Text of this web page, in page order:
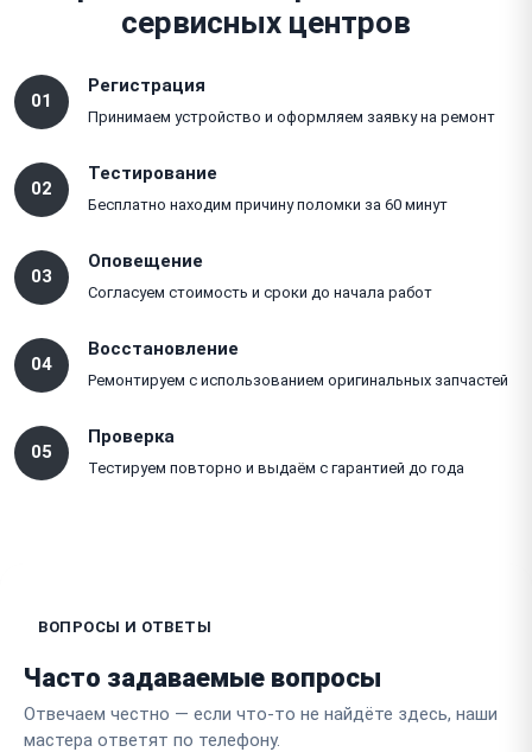
сервисных центров
01
Регистрация
Принимаем устройство и оформляем заявку на ремонт
02
Тестирование
Бесплатно находим причину поломки за 60 минут
03
Оповещение
Согласуем стоимость и сроки до начала работ
04
Восстановление
Ремонтируем с использованием оригинальных запчастей
05
Проверка
Тестируем повторно и выдаём с гарантией до года
ВОПРОСЫ И ОТВЕТЫ
Часто задаваемые вопросы
Отвечаем честно — если что-то не найдёте здесь, наши
мастера ответят по телефону.